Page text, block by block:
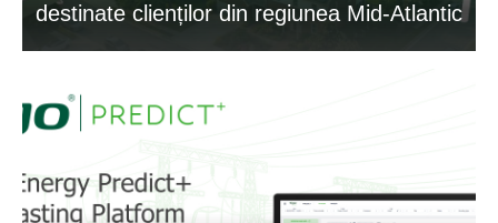
destinate clienților din regiunea Mid-Atlantic